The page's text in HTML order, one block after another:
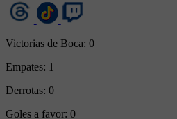
Victorias de Boca: 0
Empates: 1
Derrotas: 0
Goles a favor: 0